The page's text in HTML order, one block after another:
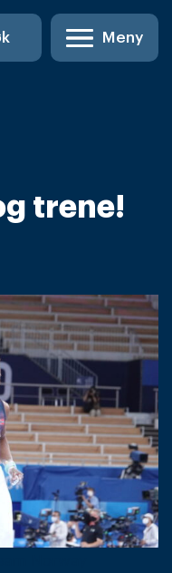
Meny
trene!